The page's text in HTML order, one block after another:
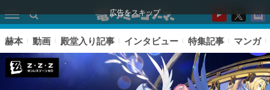
広告をスキップ
赫本 動画 殿堂入り記事 インタビュー 特集記事 マンガ